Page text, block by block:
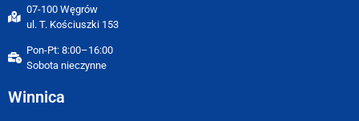
07-100 Węgrów
ul. T. Kościuszki 153
Pon-Pt: 8:00–16:00
Sobota nieczynne
Winnica